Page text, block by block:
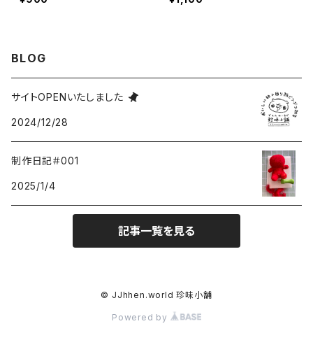
BLOG
サイトOPENいたしました
2024/12/28
制作日記＃001
2025/1/4
記事一覧を見る
© JJhhen.world 珍味小舗
Powered by